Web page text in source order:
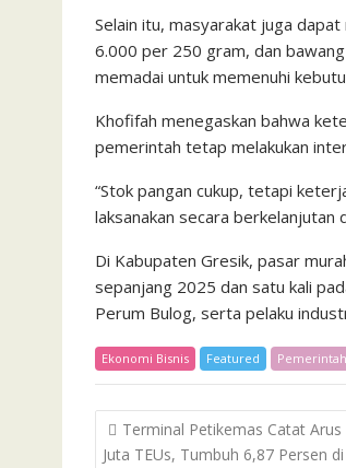
Selain itu, masyarakat juga
6.000 per 250 gram, dan
memadai untuk memenuhi
Khofifah menegaskan bahwa
pemerintah tetap melakukan
“Stok pangan cukup, tetapi
laksanakan secara berkelanjutan
Di Kabupaten Gresik, pasar
sepanjang 2025 dan satu kali
Perum Bulog, serta pelaku
Ekonomi Bisnis Featured
Post
navigation
Terminal Petikemas Catat
Juta TEUs, Tumbuh 6,87 Persen